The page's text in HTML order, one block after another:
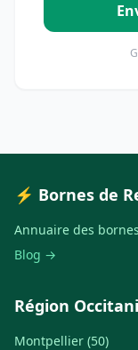
⚡ Bornes de
Annuaire des
Blog →
Région
Montpellier (50)